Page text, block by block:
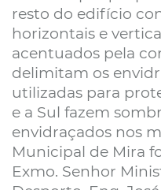
resto do edifício
horizontais e
acentuados pela
delimitam os
utilizadas para
e a Sul fazem
envidraçados nos
Municipal de Mira
Exmo. Senhor